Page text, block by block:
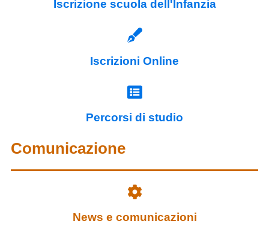
Iscrizione scuola dell'Infanzia
Iscrizioni Online
Percorsi di studio
Comunicazione
News e comunicazioni